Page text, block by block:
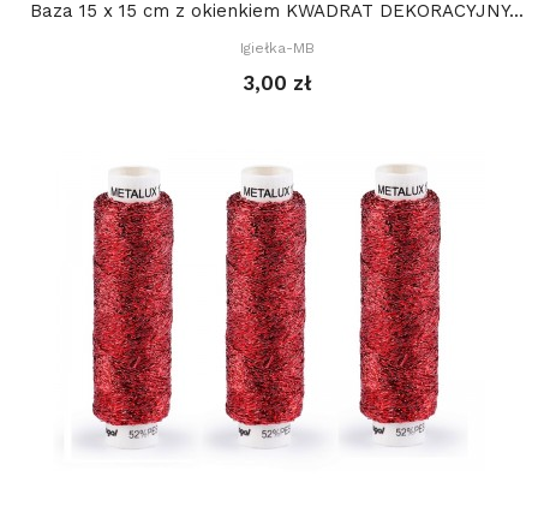
Baza 15 x 15 cm z okienkiem KWADRAT DEKORACYJNY...
Igiełka-MB
3,00 zł